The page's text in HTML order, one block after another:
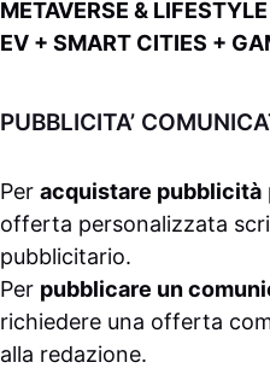
METAVERSE &
EV + SMART CITIES +
PUBBLICITA’
Per acquistare pubblicità
offerta personalizzata
pubblicitario.
Per pubblicare un
richiedere una offerta
alla redazione.